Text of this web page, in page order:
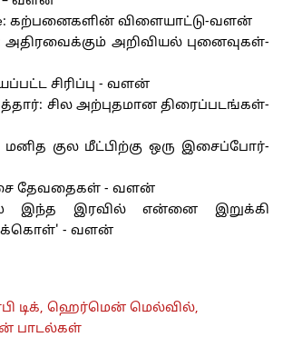
கற்பனைகளின் விளையாட்டு-வளன்
அதிரவைக்கும் அறிவியல் புனைவுகள்-
சிரிப்பு - வளன்
சில அற்புதமான திரைப்படங்கள்-
குல மீட்பிற்கு ஒரு இசைப்போர்-
தேவதைகள் - வளன்
இந்த இரவில் என்னை இறுக்கி
- வளன்
டிக், ஹெர்மென் மெல்வில்,
பாடல்கள்